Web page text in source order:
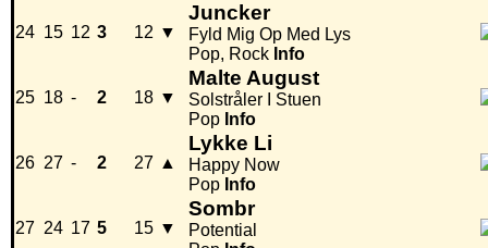
24 15 12 3 12 ▼
Juncker
Fyld Mig Op Med Lys
Pop, Rock Info
25 18 - 2 18 ▼
Malte August
Solstråler I Stuen
Pop Info
26 27 - 2 27 ▲
Lykke Li
Happy Now
Pop Info
27 24 17 5 15 ▼
Sombr
Potential